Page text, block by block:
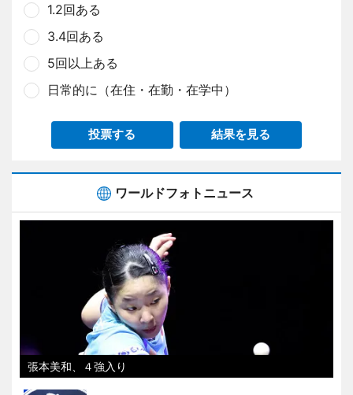
1.2回ある
3.4回ある
5回以上ある
日常的に（在住・在勤・在学中）
投票する 結果を見る
ワールドフォトニュース
張本美和、４強入り